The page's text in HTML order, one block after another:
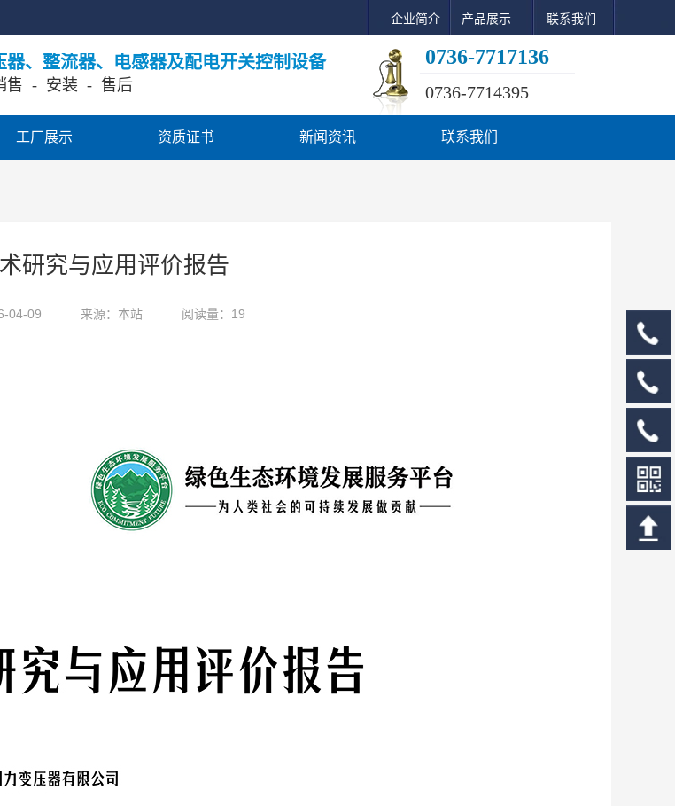
工厂展示 资质证书 新闻资讯 联系我们
企业简介 产品展示 联系我们
0736-7714395
售
  -  安装  -  售后
0736-7717136
器、整流器、电感器及配电开关控制设备
研究与应用评价报告
04-09 来源：本站 阅读量：19